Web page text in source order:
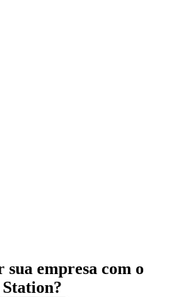
empresa com o